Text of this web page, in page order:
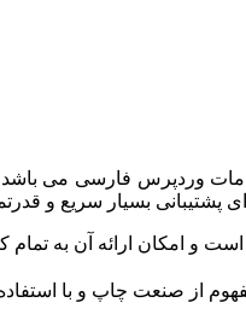
بسیار سریع و
و امکان ارائه آن به تمام
از صنعت چاپ و با